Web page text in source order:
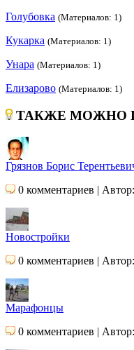
Голубовка (Материалов: 1)
Кукарка (Материалов: 1)
Унара (Материалов: 1)
Елизарово (Материалов: 1)
ТАКЖЕ МОЖНО
Грязнов Борис
0 комментариев | Автор:
Новостройки
0 комментариев | Автор:
Марафонцы
0 комментариев | Автор: